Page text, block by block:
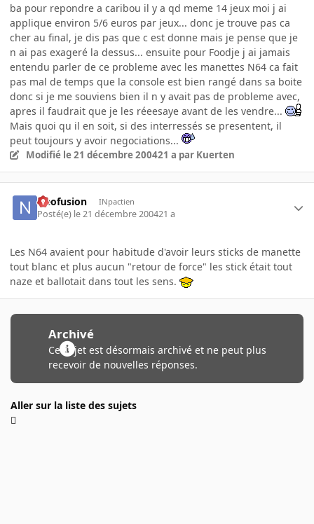
ba pour repondre a caribou il y a qd meme 14 jeux moi j ai
applique environ 5/6 euros par jeux... donc je trouve pas ca
cher au final, je dis pas que c est donne mais je pense que je
n ai pas exageré la dessus... ensuite pour Foodje j ai jamais
entendu parler de ce probleme avec les manettes N64 ca fait
pas mal de temps que la console est bien rangé dans sa boite
donc si je me souviens bien il n y avait pas de probleme avec,
apres il faudrait que je les réeesaye avant de les vendre...
Mais quoi qu il en soit, si des interressés se presentent, il
peut toujours y avoir negociations...
Modifié le 21 décembre 200421 a par Kuerten
Neofusion INpactien
Posté(e) le 21 décembre 200421 a
Les N64 avaient pour habitude d'avoir leurs sticks de manette
tout blanc et plus aucun "retour de force" les stick était tout
naze et ballotait dans tout les sens.
Archivé
Ce sujet est désormais archivé et ne peut plus
recevoir de nouvelles réponses.
Aller sur la liste des sujets